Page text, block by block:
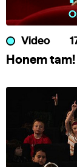
Video
Honem